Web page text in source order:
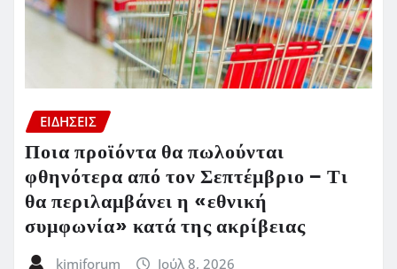
ΕΙΔΗΣΕΙΣ
Ποια προϊόντα θα πωλούνται
φθηνότερα από τον Σεπτέμβριο – Τι
θα περιλαμβάνει η «εθνική
συμφωνία» κατά της ακρίβειας
kimiforum Ιούλ 8, 2026